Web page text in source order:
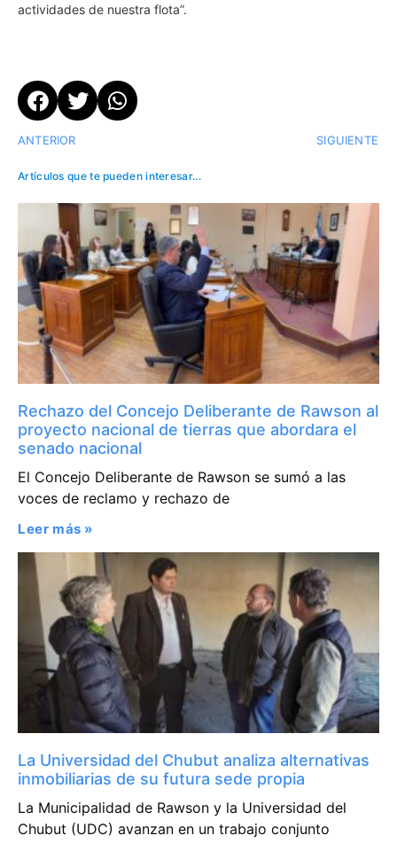
actividades de nuestra flota”.
ANTERIOR SIGUIENTE
Artículos que te pueden interesar...
Rechazo del Concejo Deliberante de Rawson al
proyecto nacional de tierras que abordara el
senado nacional
El Concejo Deliberante de Rawson se sumó a las
voces de reclamo y rechazo de
Leer más »
La Universidad del Chubut analiza alternativas
inmobiliarias de su futura sede propia
La Municipalidad de Rawson y la Universidad del
Chubut (UDC) avanzan en un trabajo conjunto